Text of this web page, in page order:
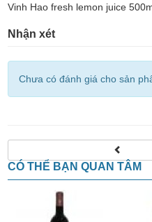
Vinh Hao fresh lemon juice
Nhận xét
Chưa có đánh giá cho sản
CÓ THỂ BẠN QUAN TÂM